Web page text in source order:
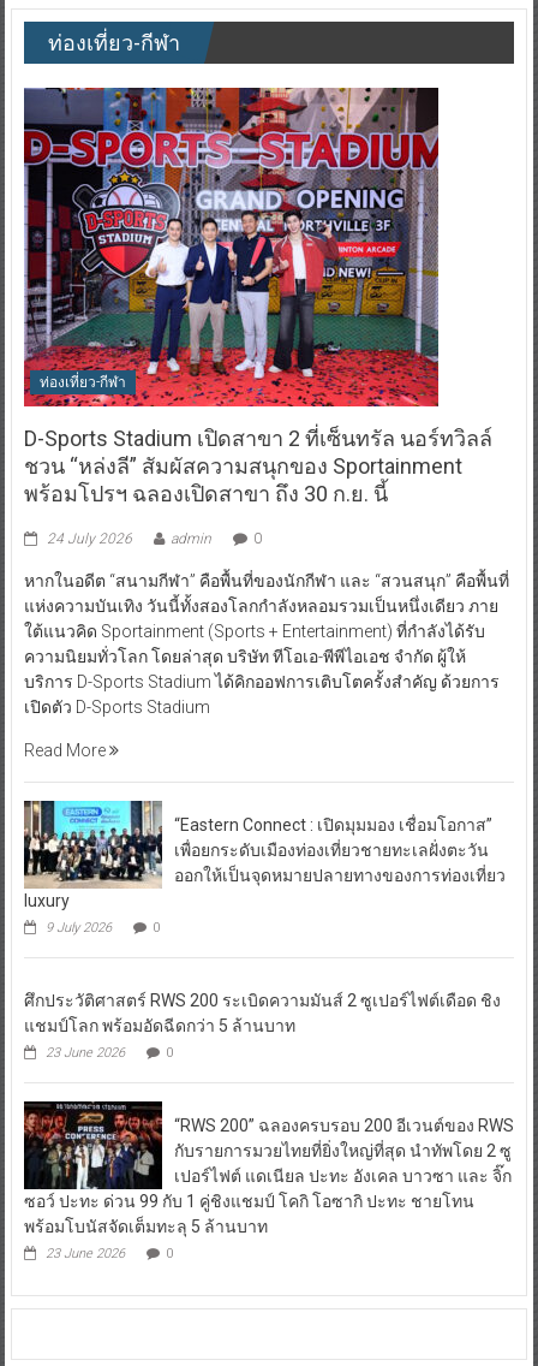
ท่องเที่ยว-กีฬา
ท่องเที่ยว-กีฬา
D-Sports Stadium เปิดสาขา 2 ที่เซ็นทรัล นอร์ทวิลล์
ชวน “หล่งลี” สัมผัสความสนุกของ Sportainment
พร้อมโปรฯ ฉลองเปิดสาขา ถึง 30 ก.ย. นี้
24 July 2026 admin 0
หากในอดีต “สนามกีฬา” คือพื้นที่ของนักกีฬา และ “สวนสนุก” คือพื้นที่
แห่งความบันเทิง วันนี้ทั้งสองโลกกำลังหลอมรวมเป็นหนึ่งเดียว ภาย
ใต้แนวคิด Sportainment (Sports + Entertainment) ที่กำลังได้รับ
ความนิยมทั่วโลก โดยล่าสุด บริษัท ทีโอเอ-พีพีไอเอช จำกัด ผู้ให้
บริการ D-Sports Stadium ได้คิกออฟการเติบโตครั้งสำคัญ ด้วยการ
เปิดตัว D-Sports Stadium
Read More
“Eastern Connect : เปิดมุมมอง เชื่อมโอกาส”
เพื่อยกระดับเมืองท่องเที่ยวชายทะเลฝั่งตะวัน
ออกให้เป็นจุดหมายปลายทางของการท่องเที่ยว
luxury
9 July 2026 0
ศึกประวัติศาสตร์ RWS 200 ระเบิดความมันส์ 2 ซูเปอร์ไฟต์เดือด ชิง
แชมป์โลก พร้อมอัดฉีดกว่า 5 ล้านบาท
23 June 2026 0
“RWS 200” ฉลองครบรอบ 200 อีเวนต์ของ RWS
กับรายการมวยไทยที่ยิ่งใหญ่ที่สุด นำทัพโดย 2 ซู
เปอร์ไฟต์ แดเนียล ปะทะ อังเคล บาวซา และ จิ๊ก
ซอว์ ปะทะ ด่วน 99 กับ 1 คู่ชิงแชมป์ โคกิ โอซากิ ปะทะ ชายโทน
พร้อมโบนัสจัดเต็มทะลุ 5 ล้านบาท
23 June 2026 0